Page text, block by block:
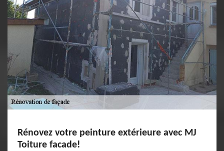
Rénovez votre peinture extérieure avec MJ
Toiture facade!